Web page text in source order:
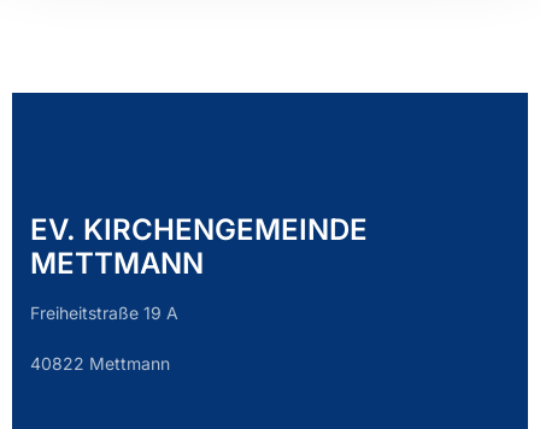
EV. KIRCHENGEMEINDE
METTMANN
Freiheitstraße 19 A
40822 Mettmann